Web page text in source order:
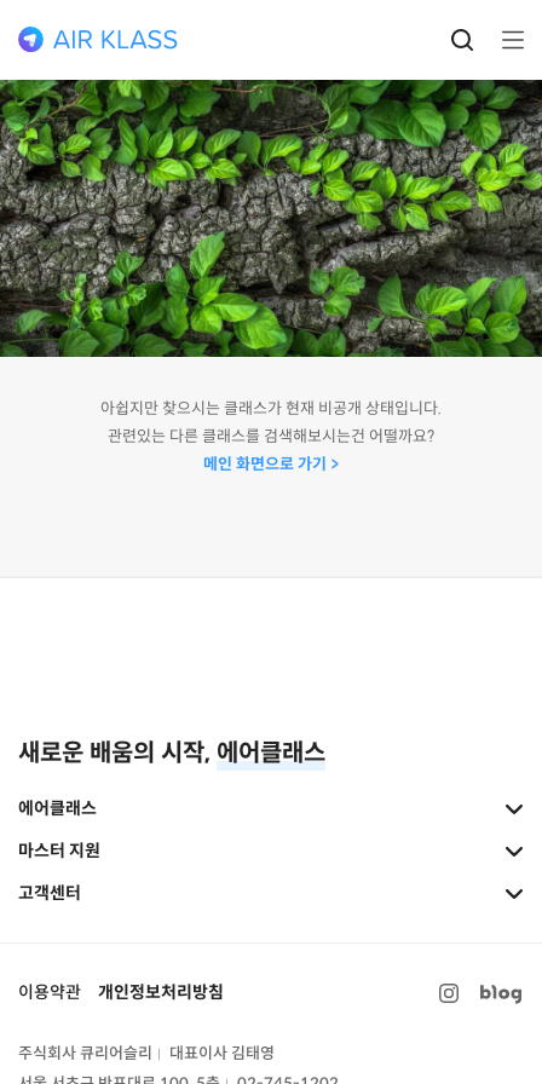
아쉽지만 찾으시는 클래스가 현재 비공개 상태입니다.
관련있는 다른 클래스를 검색해보시는건 어떨까요?
메인 화면으로 가기 >
새로운 배움의 시작, 에어클래스
에어클래스
마스터 지원
고객센터
이용약관 개인정보처리방침
주식회사 큐리어슬리
대표이사 김태영